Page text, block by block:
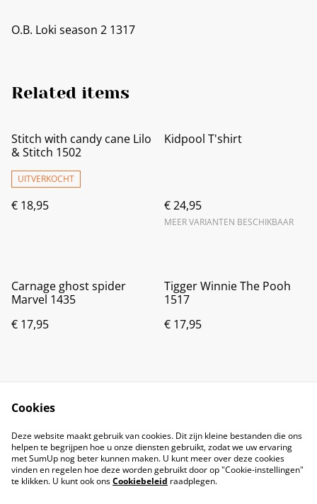
O.B. Loki season 2 1317
Related items
Stitch with candy cane Lilo
& Stitch 1502
UITVERKOCHT
€ 18,95
Kidpool T'shirt
€ 24,95
MEER VARIANTEN BESCHIKBAAR
Carnage ghost spider
Marvel 1435
€ 17,95
Tigger Winnie The Pooh
1517
€ 17,95
Cookies
Deze website maakt gebruik van cookies. Dit zijn kleine bestanden die ons
helpen te begrijpen hoe u onze diensten gebruikt, zodat we uw ervaring
met SumUp nog beter kunnen maken. U kunt meer over deze cookies
vinden en regelen hoe deze worden gebruikt door op "Cookie-instellingen"
te klikken. U kunt ook onsCookiebeleid raadplegen.